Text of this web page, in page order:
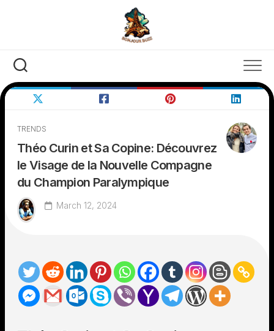
TRENDS
Théo Curin et Sa Copine: Découvrez
le Visage de la Nouvelle Compagne
du Champion Paralympique
March 12, 2024